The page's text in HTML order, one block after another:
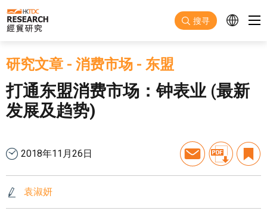
跳至主要内容
搜寻
研究文章 - 消费市场 - 东盟
打通东盟消费市场：钟表业 (最新
发展及趋势)
2018年11月26日
袁淑妍